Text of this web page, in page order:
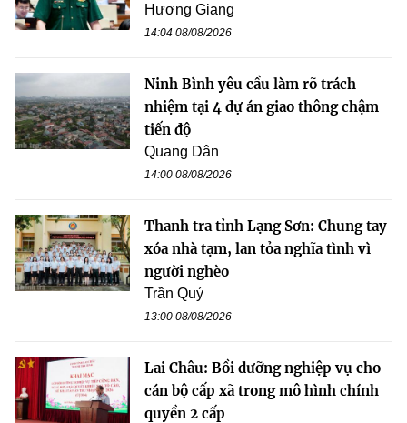
Hương Giang
14:04 08/08/2026
Ninh Bình yêu cầu làm rõ trách
nhiệm tại 4 dự án giao thông chậm
tiến độ
Quang Dân
14:00 08/08/2026
Thanh tra tỉnh Lạng Sơn: Chung tay
xóa nhà tạm, lan tỏa nghĩa tình vì
người nghèo
Trần Quý
13:00 08/08/2026
Lai Châu: Bồi dưỡng nghiệp vụ cho
cán bộ cấp xã trong mô hình chính
quyền 2 cấp